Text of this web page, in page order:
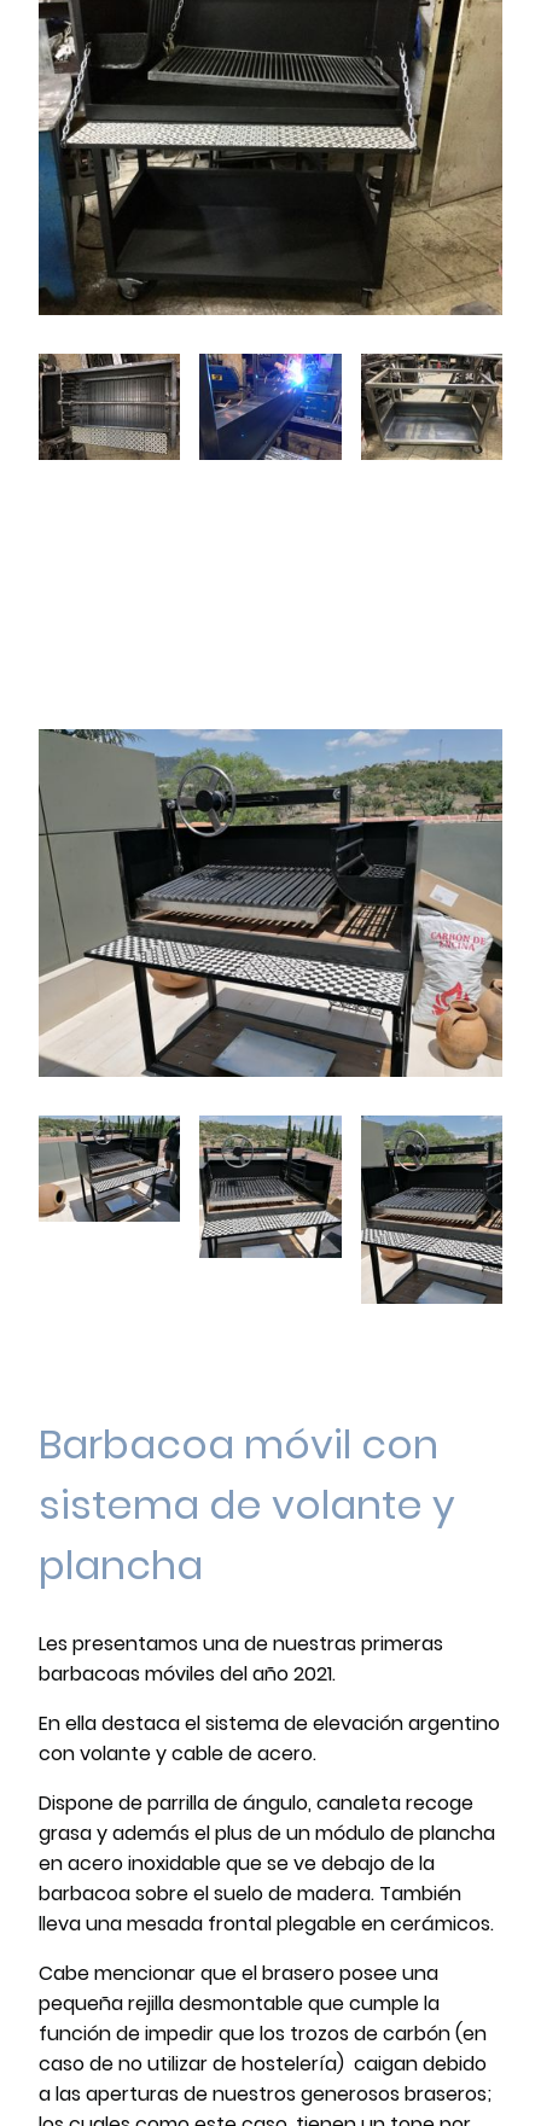
Barbacoa móvil con
sistema de volante y
plancha
Les presentamos una de nuestras primeras
barbacoas móviles del año 2021.
En ella destaca el sistema de elevación argentino
con volante y cable de acero.
Dispone de parrilla de ángulo, canaleta recoge
grasa y además el plus de un módulo de plancha
en acero inoxidable que se ve debajo de la
barbacoa sobre el suelo de madera. También
lleva una mesada frontal plegable en cerámicos.
Cabe mencionar que el brasero posee una
pequeña rejilla desmontable que cumple la
función de impedir que los trozos de carbón (en
caso de no utilizar de hostelería) caigan debido
a las aperturas de nuestros generosos braseros;